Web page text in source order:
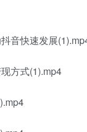
音快速发展
方式(1).mp4